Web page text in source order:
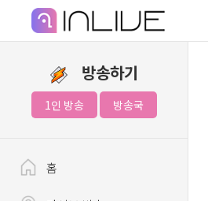
방송하기
1인 방송 방송국
홈